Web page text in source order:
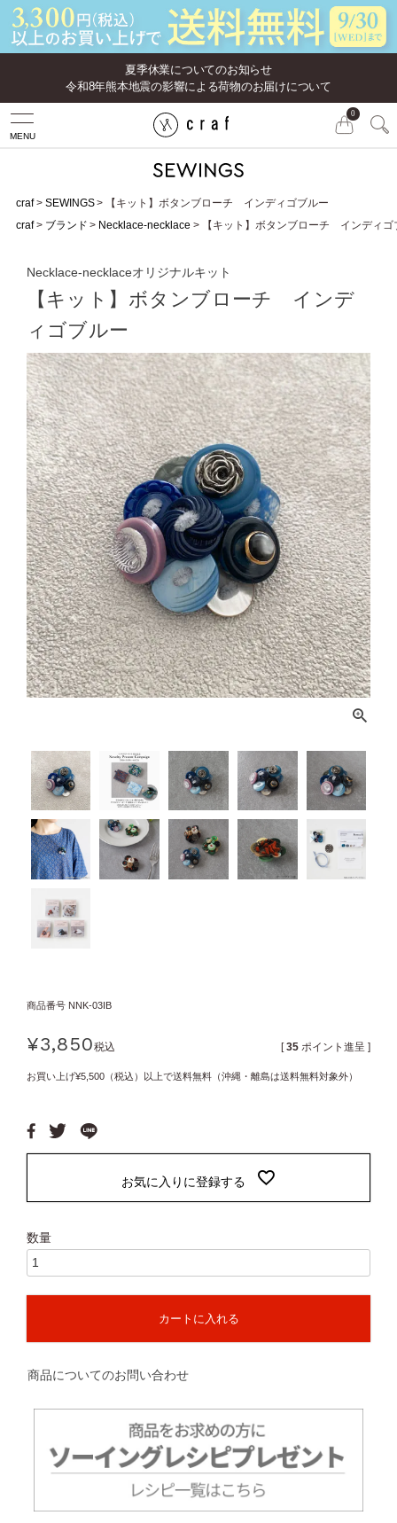
夏季休業についてのお知らせ
令和8年熊本地震の影響による荷物のお届けについて
MENU
0
craf SEWINGS
【キット】ボタンブローチ インディゴブルー
craf
ブランド Necklace-necklace 【キット】ボタンブローチ インディゴ
Necklace-necklaceオリジナルキット
【キット】ボタンブローチ インデ
ィゴブルー
商品番号 NNK-03IB
¥3,850税込 [ 35 ポイント進呈 ]
お買い上げ¥5,500（税込）以上で送料無料（沖縄・離島は送料無料対象外）
お気に入りに登録する
カートに入れる
商品についてのお問い合わせ